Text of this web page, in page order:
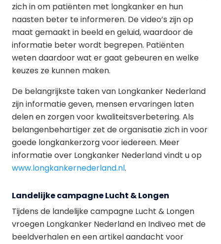
zich in om patiënten met longkanker en hun
naasten beter te informeren. De video’s zijn op
maat gemaakt in beeld en geluid, waardoor de
informatie beter wordt begrepen. Patiënten
weten daardoor wat er gaat gebeuren en welke
keuzes ze kunnen maken.
De belangrijkste taken van Longkanker Nederland
zijn informatie geven, mensen ervaringen laten
delen en zorgen voor kwaliteitsverbetering. Als
belangenbehartiger zet de organisatie zich in voor
goede longkankerzorg voor iedereen. Meer
informatie over Longkanker Nederland vindt u op
www.longkankernederland.nl.
Landelijke campagne Lucht & Longen
Tijdens de landelijke campagne Lucht & Longen
vroegen Longkanker Nederland en Indiveo met de
beeldverhalen en een artikel aandacht voor